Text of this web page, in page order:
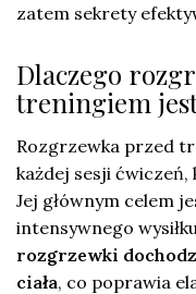
zatem sekrety
Dlaczego
treningiem
Rozgrzewka przed
każdej sesji
Jej głównym celem
intensywnego
rozgrzewki
ciała, co poprawia